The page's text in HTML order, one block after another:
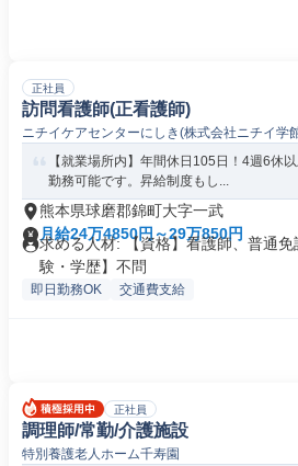
正社員
訪問看護師(正看護師)
ニチイケアセンターにしき(株式会社ニチイ学
【就業場所内】年間休日105日！4週6休
勤務可能です。昇給制度もし...
熊本県球磨郡錦町大字一武
月給24万4850円～29万850円
求める人材: 【資格】看護師、普通
験・学歴】不問
即日勤務OK 交通費支給
正社員
調理師/常勤/介護施設
特別養護老人ホーム千寿園